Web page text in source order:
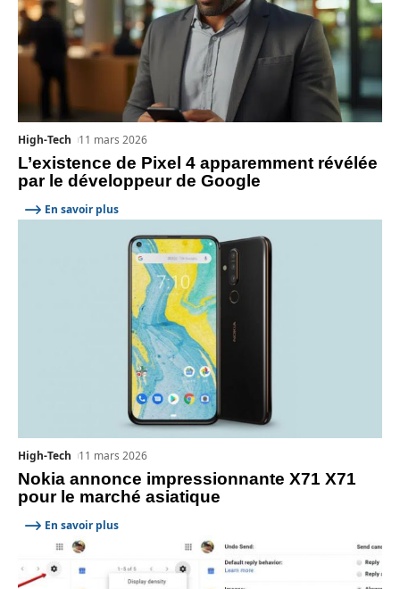
L’existence de Pixel 4 apparemment révélée
par le développeur de Google
High-Tech 11 mars 2026
En savoir plus
Nokia annonce impressionnante X71 X71
pour le marché asiatique
High-Tech 11 mars 2026
En savoir plus